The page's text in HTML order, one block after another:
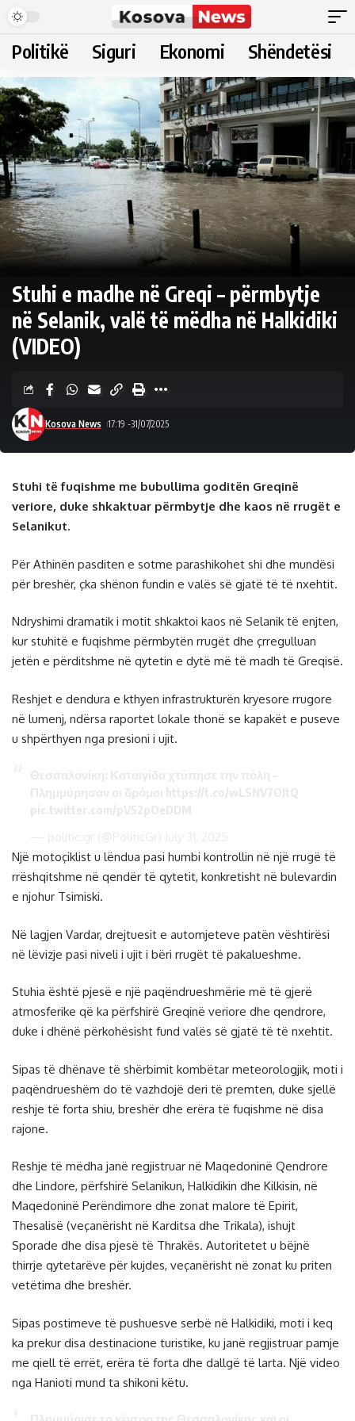
Politikë Siguri Ekonomi Shëndetësi
Stuhi e madhe në Greqi – përmbytje
në Selanik, valë të mëdha në Halkidiki
(VIDEO)
Kosova News 17:19 -31/07/2025
Stuhi të fuqishme me bubullima goditën Greqinë
veriore, duke shkaktuar përmbytje dhe kaos në rrugët e
Selanikut.
Për Athinën pasditen e sotme parashikohet shi dhe mundësi
për breshër, çka shënon fundin e valës së gjatë të të nxehtit.
Ndryshimi dramatik i motit shkaktoi kaos në Selanik të enjten,
kur stuhitë e fuqishme përmbytën rrugët dhe çrregulluan
jetën e përditshme në qytetin e dytë më të madh të Greqisë.
Reshjet e dendura e kthyen infrastrukturën kryesore rrugore
në lumenj, ndërsa raportet lokale thonë se kapakët e puseve
u shpërthyen nga presioni i ujit.
Një motoçiklist u lëndua pasi humbi kontrollin në një rrugë të
rrëshqitshme në qendër të qytetit, konkretisht në bulevardin
e njohur Tsimiski.
Në lagjen Vardar, drejtuesit e automjeteve patën vështirësi
në lëvizje pasi niveli i ujit i bëri rrugët të pakalueshme.
Stuhia është pjesë e një paqëndrueshmërie më të gjerë
atmosferike që ka përfshirë Greqinë veriore dhe qendrore,
duke i dhënë përkohësisht fund valës së gjatë të të nxehtit.
Sipas të dhënave të shërbimit kombëtar meteorologjik, moti i
paqëndrueshëm do të vazhdojë deri të premten, duke sjellë
reshje të forta shiu, breshër dhe erëra të fuqishme në disa
rajone.
Reshje të mëdha janë regjistruar në Maqedoninë Qendrore
dhe Lindore, përfshirë Selanikun, Halkidikin dhe Kilkisin, në
Maqedoninë Perëndimore dhe zonat malore të Epirit,
Thesalisë (veçanërisht në Karditsa dhe Trikala), ishujt
Sporade dhe disa pjesë të Thrakës. Autoritetet u bëjnë
thirrje qytetarëve për kujdes, veçanërisht në zonat ku priten
vetëtima dhe breshër.
Sipas postimeve të pushuesve serbë në Halkidiki, moti i keq
ka prekur disa destinacione turistike, ku janë regjistruar pamje
me qiell të errët, erëra të forta dhe dallgë të larta. Një video
nga Hanioti mund ta shikoni këtu.